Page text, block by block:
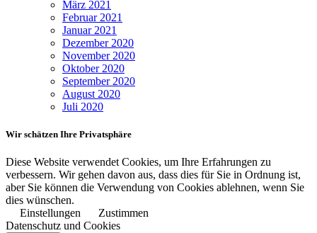
März 2021
Februar 2021
Januar 2021
Dezember 2020
November 2020
Oktober 2020
September 2020
August 2020
Juli 2020
Wir schätzen Ihre Privatsphäre
Diese Website verwendet Cookies, um Ihre Erfahrungen zu
verbessern. Wir gehen davon aus, dass dies für Sie in Ordnung ist,
aber Sie können die Verwendung von Cookies ablehnen, wenn Sie
dies wünschen.
Einstellungen
Zustimmen
Datenschutz und Cookies